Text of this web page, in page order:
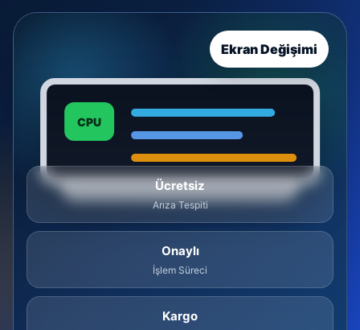
CPU
Ekran Değişimi
Ücretsiz
Arıza Tespiti
Onaylı
İşlem Süreci
Kargo